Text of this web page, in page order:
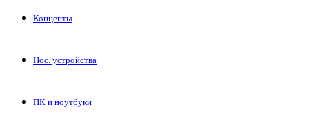
Концепты
Нос. устройства
ПК и ноутбуки